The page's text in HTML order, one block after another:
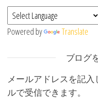
Powered by Translate
ブログ
メールアドレスを記
ルで受信できます。